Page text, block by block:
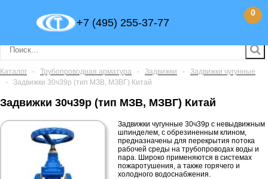
+7 (495) 255-37-77
0
Каталог - Трубопроводная арматура - Задвижки -
Задвижки чугунные
-
Задвижки 30ч39р (тип МЗВ, МЗВГ) Китай
Задвижки 30ч39р (тип МЗВ, МЗВГ) Китай
Задвижки чугунные 30ч39р с невыдвижным
шпинделем, с обрезиненным клином,
предназначены для перекрытия потока
рабочей среды на трубопроводах воды и
пара. Широко применяются в системах
пожаротушения, а также горячего и
холодного водоснабжения.